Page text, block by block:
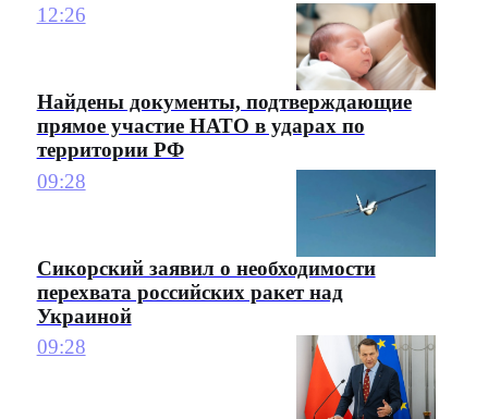
12:26
Найдены документы, подтверждающие
прямое участие НАТО в ударах по
территории РФ
09:28
Сикорский заявил о необходимости
перехвата российских ракет над
Украиной
09:28